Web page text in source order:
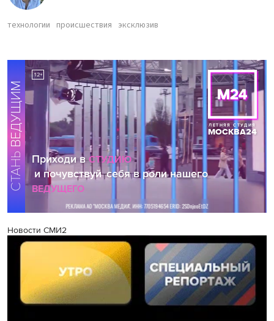
технологии происшествия эксклюзив
Новости СМИ2